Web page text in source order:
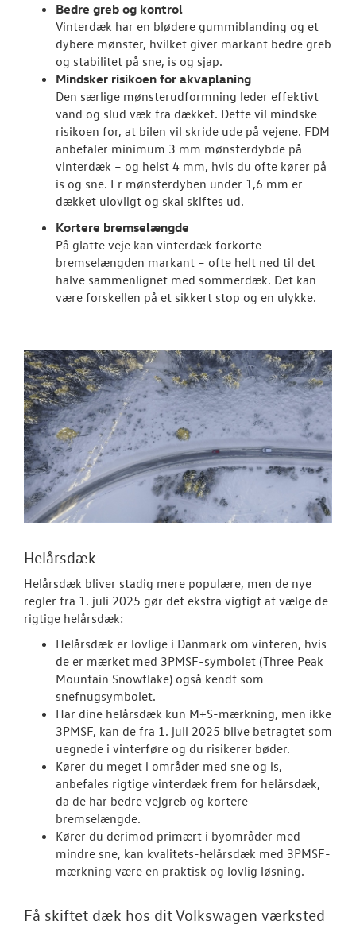
Bedre greb og kontrol
Vinterdæk har en blødere gummiblanding og et
dybere mønster, hvilket giver markant bedre greb
og stabilitet på sne, is og sjap.
Mindsker risikoen for akvaplaning
Den særlige mønsterudformning leder effektivt
vand og slud væk fra dækket. Dette vil mindske
risikoen for, at bilen vil skride ude på vejene. FDM
anbefaler minimum 3 mm mønsterdybde på
vinterdæk – og helst 4 mm, hvis du ofte kører på
is og sne. Er mønsterdyben under 1,6 mm er
dækket ulovligt og skal skiftes ud.
Kortere bremselængde
På glatte veje kan vinterdæk forkorte
bremselængden markant – ofte helt ned til det
halve sammenlignet med sommerdæk. Det kan
være forskellen på et sikkert stop og en ulykke.
Helårsdæk
Helårsdæk bliver stadig mere populære, men de nye
regler fra 1. juli 2025 gør det ekstra vigtigt at vælge de
rigtige helårsdæk:
Helårsdæk er lovlige i Danmark om vinteren, hvis
de er mærket med 3PMSF-symbolet (Three Peak
Mountain Snowflake) også kendt som
snefnugsymbolet.
Har dine helårsdæk kun M+S-mærkning, men ikke
3PMSF, kan de fra 1. juli 2025 blive betragtet som
uegnede i vinterføre og du risikerer bøder.
Kører du meget i områder med sne og is,
anbefales rigtige vinterdæk frem for helårsdæk,
da de har bedre vejgreb og kortere
bremselængde.
Kører du derimod primært i byområder med
mindre sne, kan kvalitets-helårsdæk med 3PMSF-
mærkning være en praktisk og lovlig løsning.
Få skiftet dæk hos dit Volkswagen værksted